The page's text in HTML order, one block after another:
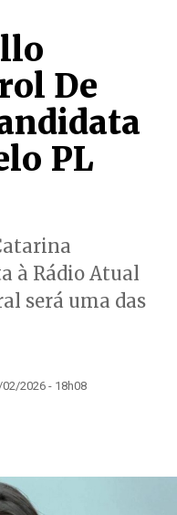
De
PL
à Rádio Atual
será uma das
2026 - 18h08